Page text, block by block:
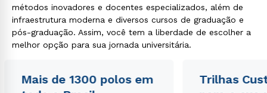
métodos inovadores e docentes especializados, além de
infraestrutura moderna e diversos cursos de graduação e
pós-graduação. Assim, você tem a liberdade de escolher a
melhor opção para sua jornada universitária.
Mais de 1300 polos em
Trilhas
Rápido e fácil
WhatsApp